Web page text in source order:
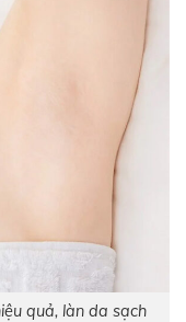
quả, làn da sạch